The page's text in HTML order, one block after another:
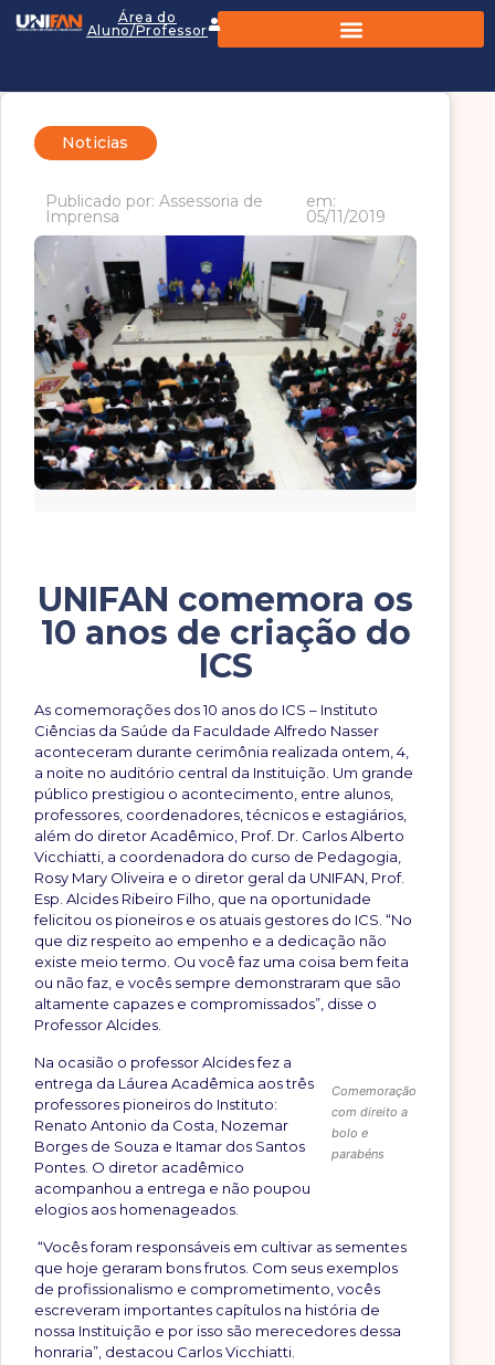
Área do
Aluno/Professor
Noticias
Publicado por: Assessoria de
Imprensa
em:
05/11/2019
UNIFAN comemora os
10 anos de criação do
ICS
As comemorações dos 10 anos do ICS – Instituto
Ciências da Saúde da Faculdade Alfredo Nasser
aconteceram durante cerimônia realizada ontem, 4,
a noite no auditório central da Instituição. Um grande
público prestigiou o acontecimento, entre alunos,
professores, coordenadores, técnicos e estagiários,
além do diretor Acadêmico, Prof. Dr. Carlos Alberto
Vicchiatti, a coordenadora do curso de Pedagogia,
Rosy Mary Oliveira e o diretor geral da UNIFAN, Prof.
Esp. Alcides Ribeiro Filho, que na oportunidade
felicitou os pioneiros e os atuais gestores do ICS. “No
que diz respeito ao empenho e a dedicação não
existe meio termo. Ou você faz uma coisa bem feita
ou não faz, e vocês sempre demonstraram que são
altamente capazes e compromissados”, disse o
Professor Alcides.
Comemoração
com direito a
bolo e
parabéns
Na ocasião o professor Alcides fez a
entrega da Láurea Acadêmica aos três
professores pioneiros do Instituto:
Renato Antonio da Costa, Nozemar
Borges de Souza e Itamar dos Santos
Pontes. O diretor acadêmico
acompanhou a entrega e não poupou
elogios aos homenageados.
“Vocês foram responsáveis em cultivar as sementes
que hoje geraram bons frutos. Com seus exemplos
de profissionalismo e comprometimento, vocês
escreveram importantes capítulos na história de
nossa Instituição e por isso são merecedores dessa
honraria”, destacou Carlos Vicchiatti.